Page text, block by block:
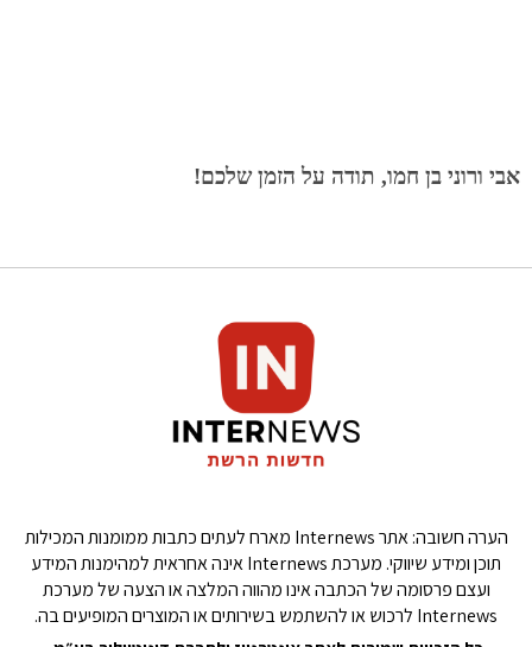
אבי ורוני בן חמו, תודה על הזמן שלכם!
הערה חשובה: אתר Internews מארח לעתים כתבות ממומנות המכילות
תוכן ומידע שיווקי. מערכת Internews אינה אחראית למהימנות המידע
ועצם פרסומה של הכתבה אינו מהווה המלצה או הצעה של מערכת
Internews לרכוש או להשתמש בשירותים או המוצרים המופיעים בה.